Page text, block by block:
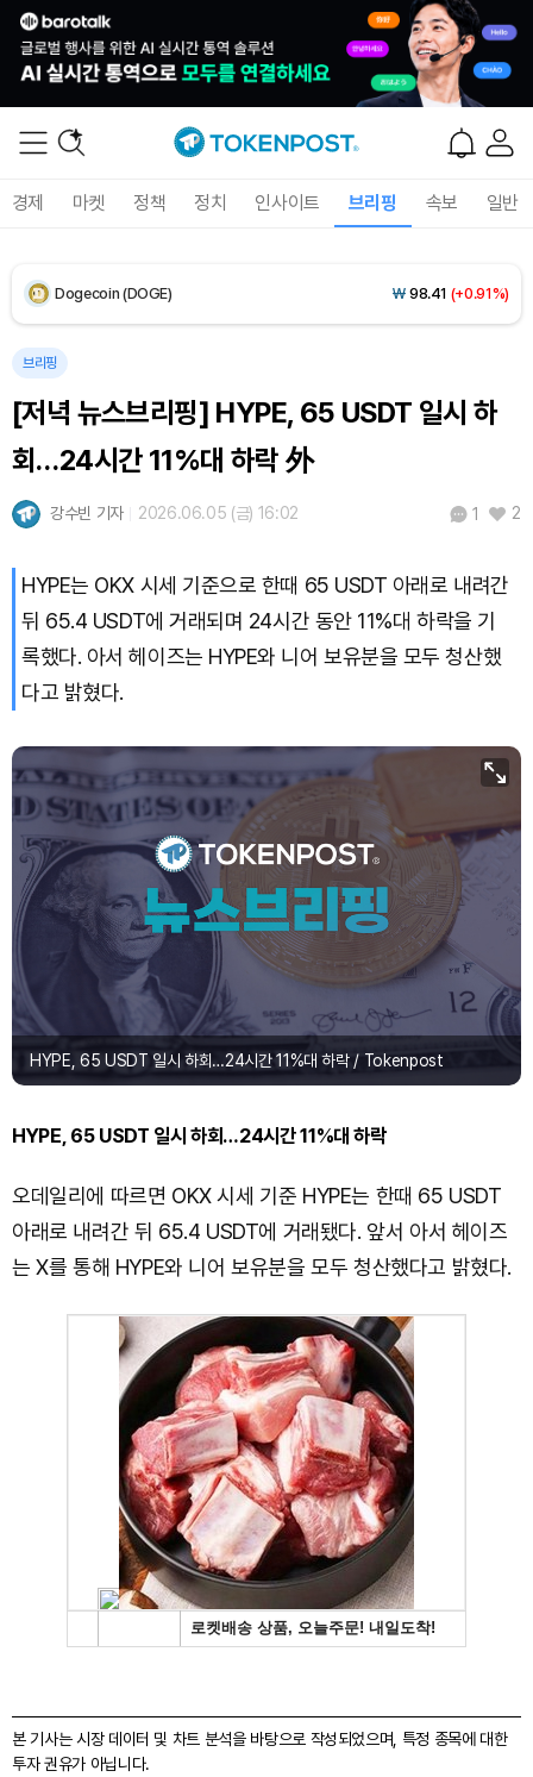
경제 마켓 정책 정치 인사이트 브리핑 속보 일반
XRP (XRP) ₩1,451(-0.59%)
Dogecoin (DOGE) ₩ 98.41 (+0.91%)
Bitcoin (BTC)
브리핑
[저녁 뉴스브리핑] HYPE, 65 USDT 일시 하
회…24시간 11%대 하락 外
강수빈 기자 2026.06.05 (금) 16:02 1 2
HYPE는 OKX 시세 기준으로 한때 65 USDT 아래로 내려간
뒤 65.4 USDT에 거래되며 24시간 동안 11%대 하락을 기
록했다. 아서 헤이즈는 HYPE와 니어 보유분을 모두 청산했
다고 밝혔다.
HYPE, 65 USDT 일시 하회…24시간 11%대 하락 / Tokenpost
HYPE, 65 USDT 일시 하회…24시간 11%대 하락
오데일리에 따르면 OKX 시세 기준 HYPE는 한때 65 USDT
아래로 내려간 뒤 65.4 USDT에 거래됐다. 앞서 아서 헤이즈
는 X를 통해 HYPE와 니어 보유분을 모두 청산했다고 밝혔다.
본 기사는 시장 데이터 및 차트 분석을 바탕으로 작성되었으며, 특정 종목에 대한
투자 권유가 아닙니다.